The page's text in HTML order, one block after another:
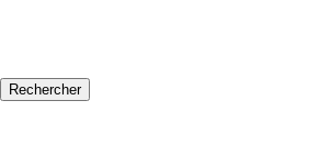
Rechercher